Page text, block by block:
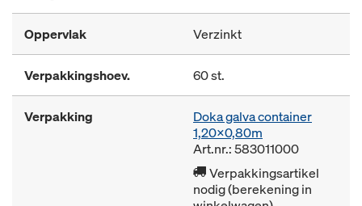
Oppervlak Verzinkt
Verpakkingshoev. 60 st.
Verpakking
Doka galva container
1,20x0,80m
Art.nr.: 583011000
Verpakkingsartikel
nodig (berekening in